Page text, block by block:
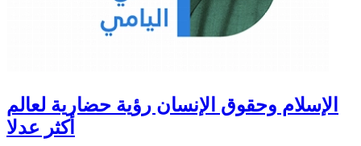
الإسلام وحقوق الإنسان رؤية حضارية لعالم
أكثر عدلا